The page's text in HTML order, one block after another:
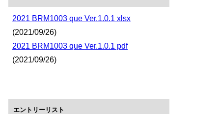
2021 BRM1003 que Ver.1.0.1 xlsx
(2021/09/26)
2021 BRM1003 que Ver.1.0.1 pdf
(2021/09/26)
エントリーリスト